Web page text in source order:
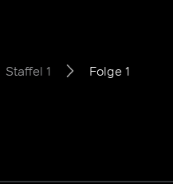
Staffel 1 Folge 1